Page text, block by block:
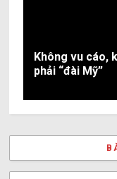
Không vu cáo,
phải “đài Mỹ”